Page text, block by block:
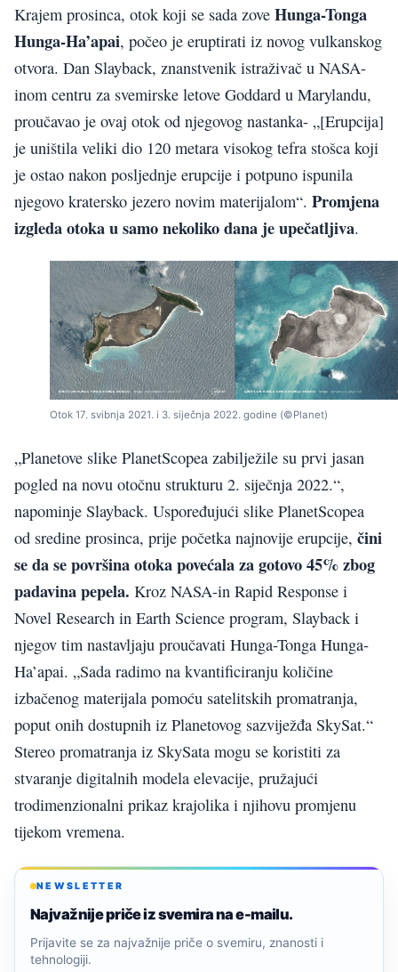
Krajem prosinca, otok koji se sada zove Hunga-Tonga
Hunga-Ha’apai, počeo je eruptirati iz novog vulkanskog
otvora. Dan Slayback, znanstvenik istraživač u NASA-
inom centru za svemirske letove Goddard u Marylandu,
proučavao je ovaj otok od njegovog nastanka- „[Erupcija]
je uništila veliki dio 120 metara visokog tefra stošca koji
je ostao nakon posljednje erupcije i potpuno ispunila
njegovo kratersko jezero novim materijalom“. Promjena
izgleda otoka u samo nekoliko dana je upečatljiva.
Otok 17. svibnja 2021. i 3. siječnja 2022. godine (©Planet)
„Planetove slike PlanetScopea zabilježile su prvi jasan
pogled na novu otočnu strukturu 2. siječnja 2022.“,
napominje Slayback. Uspoređujući slike PlanetScopea
od sredine prosinca, prije početka najnovije erupcije, čini
se da se površina otoka povećala za gotovo 45% zbog
padavina pepela. Kroz NASA-in Rapid Response i
Novel Research in Earth Science program, Slayback i
njegov tim nastavljaju proučavati Hunga-Tonga Hunga-
Ha’apai. „Sada radimo na kvantificiranju količine
izbačenog materijala pomoću satelitskih promatranja,
poput onih dostupnih iz Planetovog sazviježđa SkySat.“
Stereo promatranja iz SkySata mogu se koristiti za
stvaranje digitalnih modela elevacije, pružajući
trodimenzionalni prikaz krajolika i njihovu promjenu
tijekom vremena.
NEWSLETTER
Najvažnije priče iz svemira na e-mailu.
Prijavite se za najvažnije priče o svemiru, znanosti i
tehnologiji.